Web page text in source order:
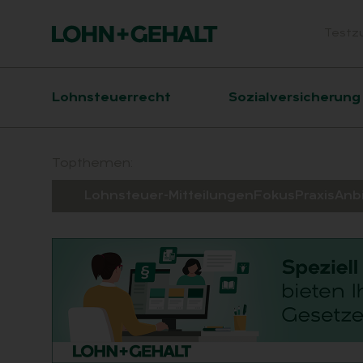
Hauptnavigation
Lohnsteuerrecht Sozialversicherung